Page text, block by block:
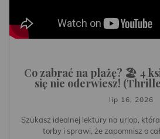
Co zabrać na plażę? 🏖️ 4
się nie oderwiesz!
lip 16, 2026
Szukasz idealnej lektury na urlop,
torby i sprawi, że zapomnisz o